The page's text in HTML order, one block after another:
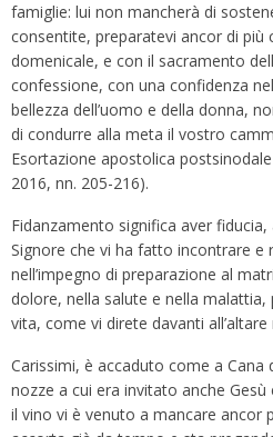
famiglie: lui non mancherà di
consentite, preparatevi ancor di più
domenicale, e con il sacramento
confessione, con una confidenza
bellezza dell’uomo e della donna,
di condurre alla meta il vostro
Esortazione apostolica postsinodale
2016, nn. 205-216).
Fidanzamento significa aver
Signore che vi ha fatto incontrare e
nell’impegno di preparazione al
dolore, nella salute e nella
vita, come vi direte davanti all’altare
Carissimi, è accaduto come a Cana
nozze a cui era invitato anche
il vino vi è venuto a mancare ancor